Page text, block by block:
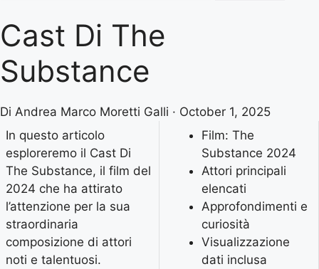
Cast Di The
Substance
Di Andrea Marco Moretti Galli · October 1, 2025
In questo articolo
esploreremo il Cast Di
The Substance, il film del
2024 che ha attirato
l’attenzione per la sua
straordinaria
composizione di attori
noti e talentuosi.
Film: The
Substance 2024
Attori principali
elencati
Approfondimenti e
curiosità
Visualizzazione
dati inclusa